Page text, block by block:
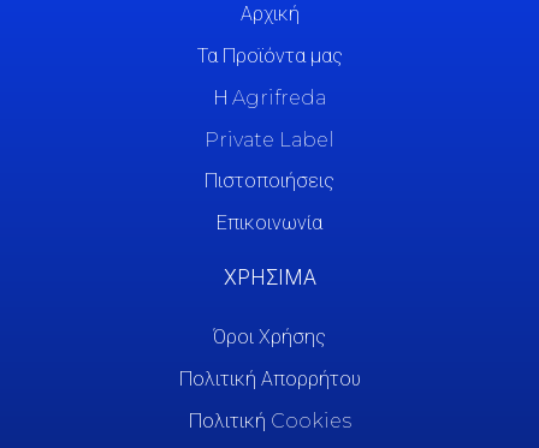
Αρχική
Τα Προϊόντα μας
Η Agrifreda
Private Label
Πιστοποιήσεις
Επικοινωνία
ΧΡΗΣΙΜΑ
Όροι Χρήσης
Πολιτική Απορρήτου
Πολιτική Cookies